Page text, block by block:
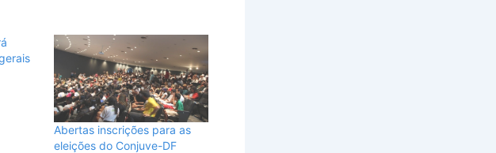
Abertas inscrições para as
eleições do Conjuve-DF